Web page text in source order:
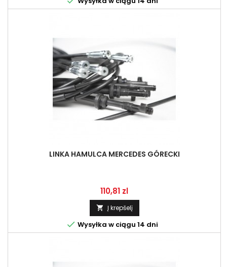
LINKA HAMULCA MERCEDES GÓRECKI
Kaina
110,81 zl
 Į krepšelį
 Wysyłka w ciągu 14 dni